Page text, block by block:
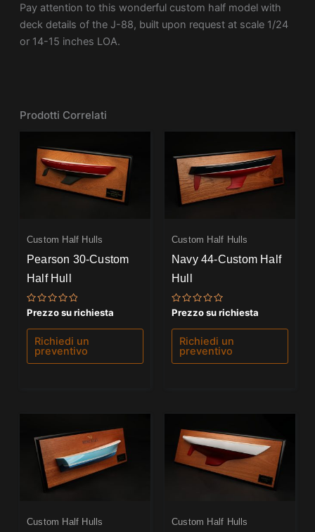
Pay attention to this wonderful custom half model with
deck details of the J-88, built upon request at scale 1/24
or 14-15 inches LOA.
Prodotti Correlati
Custom Half Hulls
Pearson 30-Custom
Half Hull
Valutato
0
su
Prezzo su richiesta
Richiedi un
preventivo
Custom Half Hulls
Navy 44-Custom Half
Hull
Valutato
0
su
Prezzo su richiesta
Richiedi un
preventivo
Custom Half Hulls Custom Half Hulls